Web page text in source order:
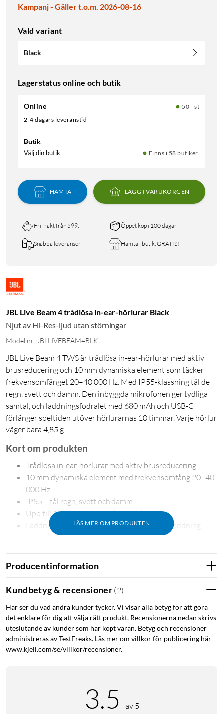
Kampanj - Gäller t.o.m. 2026-08-16
Vald variant
Black
Lagerstatus online och butik
Online
50+ st
2-4 dagars leveranstid
Butik
Välj din butik Finns i 58 butiker.
HÄMTA LÄGG I VARUKORGEN
Fri frakt från 599:- Öppet köp i 100 dagar
Snabba leveranser Hämta i butik, GRATIS!
JBL Live Beam 4 trådlösa in-ear-hörlurar Black
Njut av Hi-Res-ljud utan störningar
Modellnr: JBLLIVEBEAM4BLK
JBL Live Beam 4 TWS är trådlösa in-ear-hörlurar med aktiv
brusreducering och 10 mm dynamiska element som täcker
frekvensomfånget 20–40 000 Hz. Med IP55-klassning tål de
regn, svett och damm. Den inbyggda mikrofonen ger tydliga
samtal, och laddningsfodralet med 680 mAh och USB-C
förlänger speltiden utöver hörlurarnas 10 timmar. Varje hörlur
väger bara 4,85 g.
LÄS MER OM PRODUKTEN
Kort om produkten
Trådlösa in-ear-hörlurar med aktiv brusreducering
10 mm dynamiska element med frekvensomfång 20–40
000 Hz
IP55 – tål regn, svett och damm
Upp till 10 h speltid och 6 h samtalstid
Laddningsfodral med 680 mAh och USB-C-laddning
Detaljrikt ljud med bredd
De 10 mm dynamiska elementen i Live Beam 4 täcker ett
återgivning. Basen har tyngd utan att dominera,
mellanregistret behåller klarhet i röster och instrument, och
diskanten fångar nyanser som annars kan försvinna vid
trådlös överföring. Impedansen på 16 Ω gör hörlurarna
Den aktiva brusreduceringen filtrerar bort bakgrundsljud så
Producentinformation
Kundbetyg & recensioner (2)
Här ser du vad andra kunder tycker. Vi visar alla betyg för att göra
det enklare för dig att välja rätt produkt. Recensionerna nedan skrivs
uteslutande av kunder som har köpt varan. Betyg och recensioner
administreras av TestFreaks. Läs mer om villkor för publicering här
www.kjell.com/se/villkor/recensioner.
3.5 av 5